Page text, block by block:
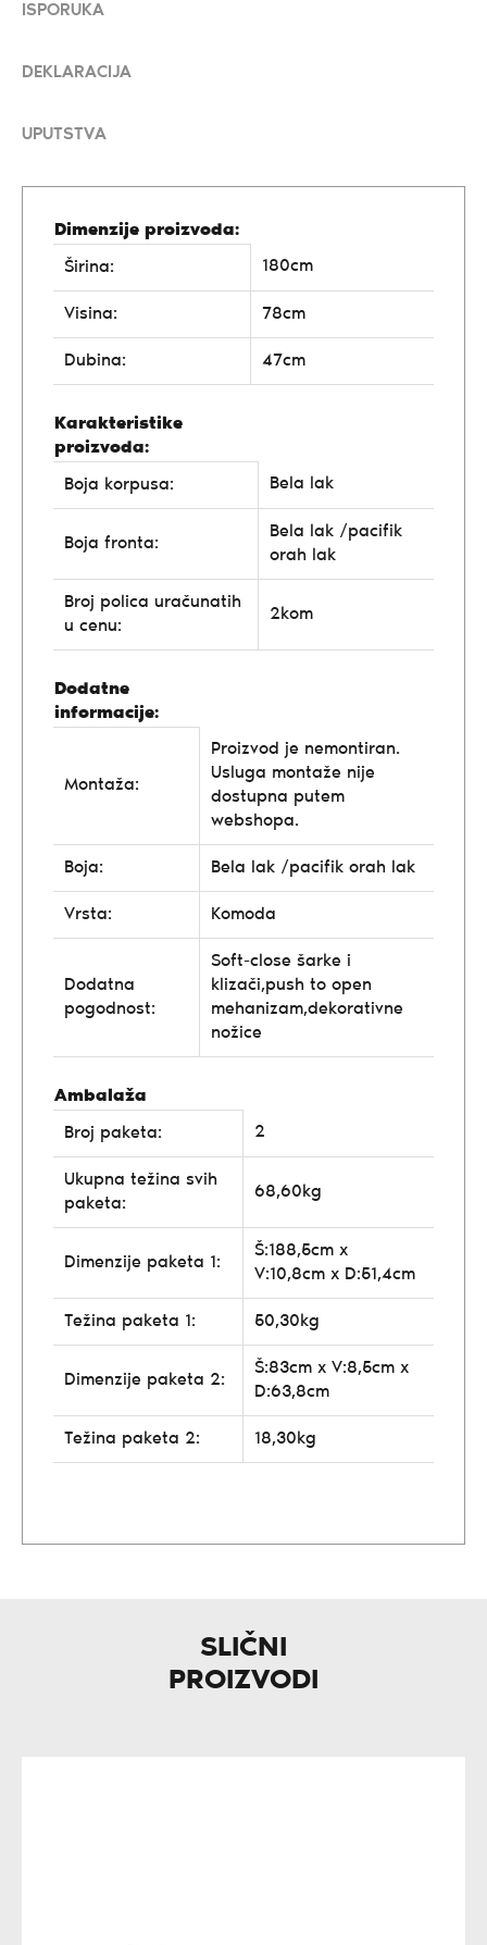
ISPORUKA
DEKLARACIJA
UPUTSTVA
Dimenzije proizvoda:
Širina:
180cm
Visina: 78cm
Dubina: 47cm
Karakteristike
proizvoda:
Boja korpusa:
Bela lak
Boja fronta:
Bela lak /pacifik
orah lak
Broj polica uračunatih
u cenu:
2kom
Dodatne
informacije:
Montaža:
Proizvod je nemontiran.
Usluga montaže nije
dostupna putem
webshopa.
Boja: Bela lak /pacifik orah lak
Vrsta: Komoda
Dodatna
pogodnost:
Soft-close šarke i
klizači,push to open
mehanizam,dekorativne
nožice
Ambalaža
Broj paketa:
2
Ukupna težina svih
paketa:
68,60kg
Dimenzije paketa 1:
Š:188,5cm x
V:10,8cm x D:51,4cm
Težina paketa 1: 50,30kg
Dimenzije paketa 2:
Š:83cm x V:8,5cm x
D:63,8cm
Težina paketa 2: 18,30kg
SLIČNI
PROIZVODI